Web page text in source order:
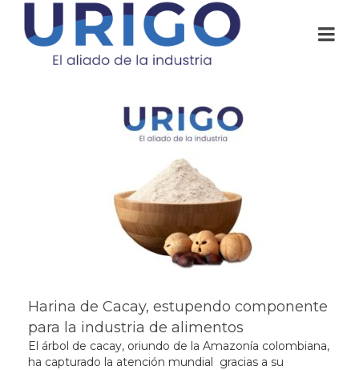
Harina de Cacay, estupendo componente
para la industria de alimentos
El árbol de cacay, oriundo de la Amazonía colombiana,
ha capturado la atención mundial gracias a su